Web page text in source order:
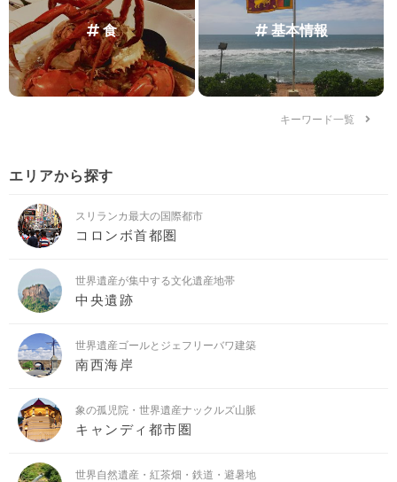
食 基本情報
キーワード一覧
エリアから探す
スリランカ最大の国際都市
コロンボ首都圏
世界遺産が集中する文化遺産地帯
中央遺跡
世界遺産ゴールとジェフリーバワ建築
南西海岸
象の孤児院・世界遺産ナックルズ山脈
キャンディ都市圏
世界自然遺産・紅茶畑・鉄道・避暑地